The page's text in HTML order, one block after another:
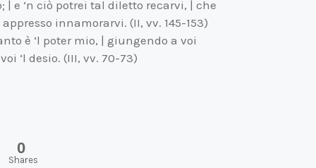
e ‘n ciò potrei tal diletto recarvi, | che
innamorarvi. (II, vv. 145-153)
è ‘l poter mio, | giungendo a voi
‘l desio. (III, vv. 70-73)
0
Shares